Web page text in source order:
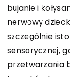
bujanie i
nerwowy
szczególnie
sensorycznej,
przetwarzania